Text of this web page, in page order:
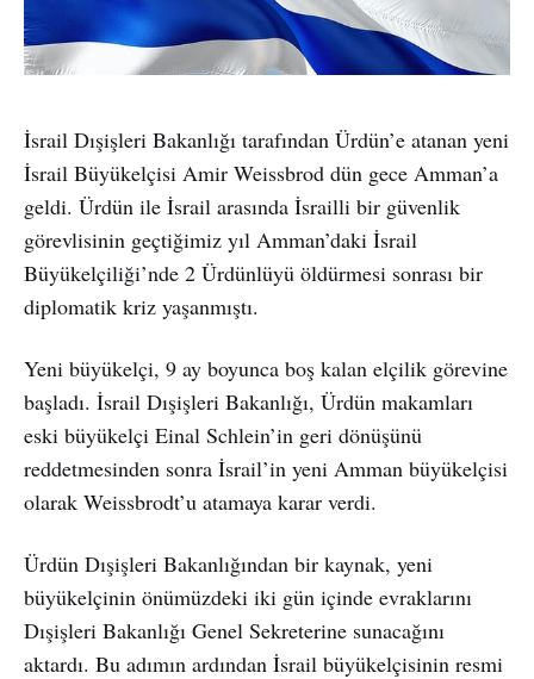
İsrail Dışişleri Bakanlığı tarafından Ürdün’e atanan yeni
İsrail Büyükelçisi Amir Weissbrod dün gece Amman’a
geldi. Ürdün ile İsrail arasında İsrailli bir güvenlik
görevlisinin geçtiğimiz yıl Amman’daki İsrail
Büyükelçiliği’nde 2 Ürdünlüyü öldürmesi sonrası bir
diplomatik kriz yaşanmıştı.
Yeni büyükelçi, 9 ay boyunca boş kalan elçilik görevine
başladı. İsrail Dışişleri Bakanlığı, Ürdün makamları
eski büyükelçi Einal Schlein’in geri dönüşünü
reddetmesinden sonra İsrail’in yeni Amman büyükelçisi
olarak Weissbrodt’u atamaya karar verdi.
Ürdün Dışişleri Bakanlığından bir kaynak, yeni
büyükelçinin önümüzdeki iki gün içinde evraklarını
Dışişleri Bakanlığı Genel Sekreterine sunacağını
aktardı. Bu adımın ardından İsrail büyükelçisinin resmi